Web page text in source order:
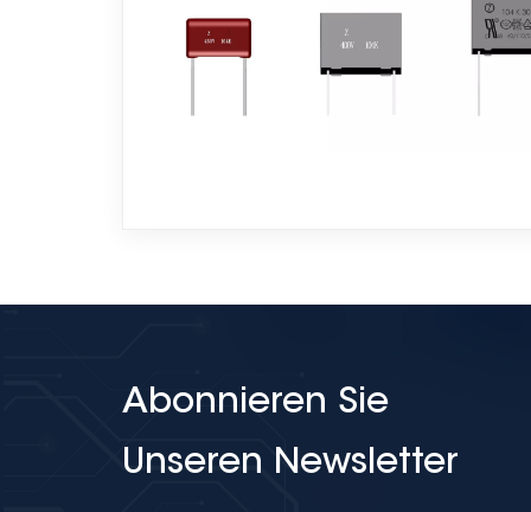
Abonnieren Sie
Unseren Newsletter